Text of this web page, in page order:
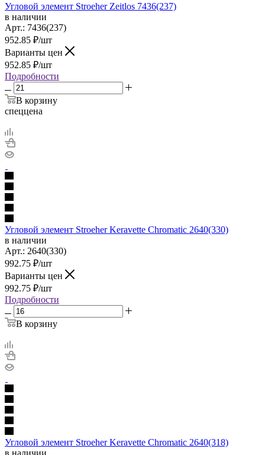
Угловой элемент Stroeher Zeitlos 7436(237)
в наличии
Арт.: 7436(237)
952.85 ₽/шт
Варианты цен
952.85 ₽/шт
Подробности
В корзину
спеццена
Угловой элемент Stroeher Keravette Chromatic 2640(330)
в наличии
Арт.: 2640(330)
992.75 ₽/шт
Варианты цен
992.75 ₽/шт
Подробности
В корзину
Угловой элемент Stroeher Keravette Chromatic 2640(318)
в наличии